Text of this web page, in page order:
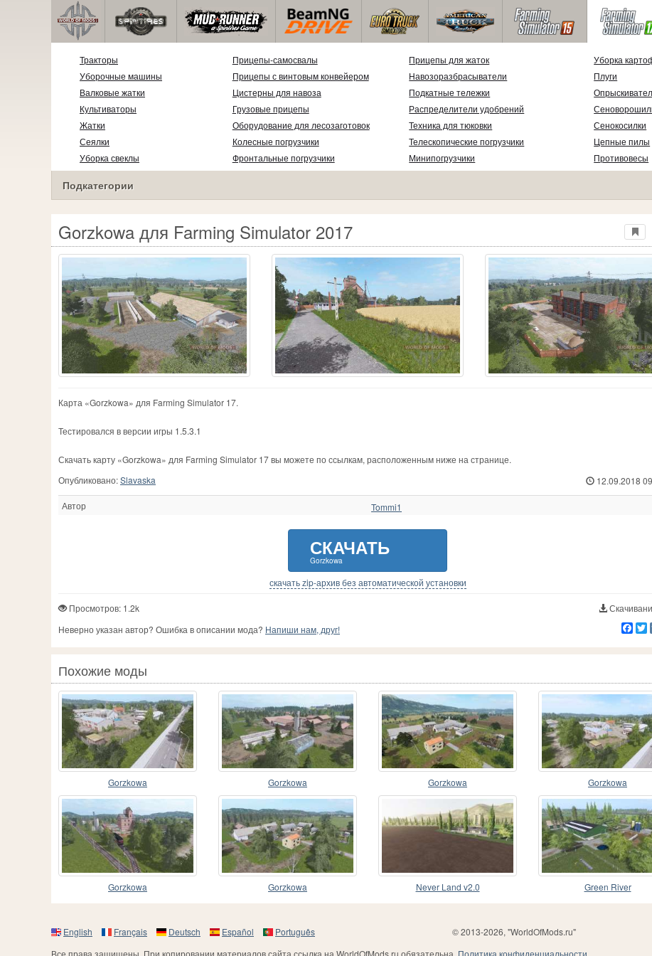
Тракторы
Уборочные машины
Валковые жатки
Культиваторы
Жатки
Сеялки
Уборка свеклы
Прицепы-самосвалы
Прицепы с винтовым конвейером
Цистерны для навоза
Грузовые прицепы
Оборудование для лесозаготовок
Колесные погрузчики
Фронтальные погрузчики
Прицепы для жаток
Навозоразбрасыватели
Подкатные тележки
Распределители удобрений
Техника для тюковки
Телескопические погрузчики
Минипогрузчики
Уборка
Плуги
Сенокосилки
Цепные пилы
Противовесы
Подкатегории
Gorzkowa для Farming Simulator 2017
Карта «Gorzkowa» для Farming Simulator 17.
Тестировался в версии игры 1.5.3.1
Скачать карту «Gorzkowa» для Farming Simulator 17 вы можете по ссылкам, расположенным ниже на странице.
Опубликовано:Slavaska 12.09.2018
Автор Tommi1
СКАЧАТЬ
Gorzkowa
скачать zip-архив без автоматической установки
Просмотров: 1.2k
Неверно указан автор? Ошибка в описании мода? Напиши нам, друг!
Похожие моды
Gorzkowa Gorzkowa Gorzkowa Gorzkowa
Gorzkowa Gorzkowa Never Land v2.0 Green River
English Français Deutsch Español Português
© 2013-2026, "WorldOfMods.ru"
Все права защищены. При копировании материалов сайта ссылка на WorldOfMods.ru обязательна. Политика конфиденциальности